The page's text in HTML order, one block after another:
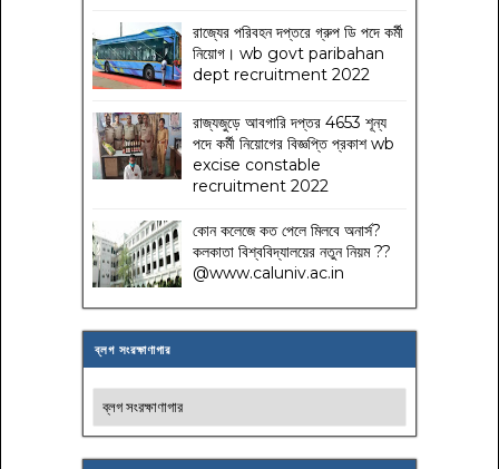
রাজ্যের পরিবহন দপ্তরে গ্রুপ ডি পদে কর্মী
নিয়োগ। wb govt paribahan
dept recruitment 2022
রাজ্যজুড়ে আবগারি দপ্তর 4653 শূন্য
পদে কর্মী নিয়োগের বিজ্ঞপ্তি প্রকাশ wb
excise constable
recruitment 2022
কোন কলেজে কত পেলে মিলবে অনার্স?
কলকাতা বিশ্ববিদ্যালয়ের নতুন নিয়ম??
@www.caluniv.ac.in
ব্লগ সংরক্ষাণাগার